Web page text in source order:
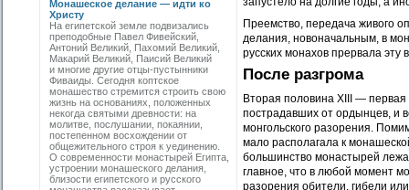
Монашеское делание — идти ко
Христу
На египетской земле подвизались
преподобные Павел Фивейский,
Антоний Великий, Пахомий Великий,
Макарий Великий, Паисий Великий
и многие другие отцы-пустынники
Фиваиды. Сегодня коптское
монашество стремится строить свою
жизнь на основаниях, положенных
некогда святыми древности: на
молитве, послушании, покаянии,
постепенном восхождении от
общежительного строя к уединению.
О современности монастырей Египта,
устроении монашеского делания,
близости египетского и русского
Преемство, передача живого
делания, новоначальным, в
русских монахов прервала эту
После разгрома
Вторая половина XIII —
пострадавших от ордынцев, и
монгольского разорения.
мало располагала к
большинство монастырей
главное, что в любой момент
разорения обители, гибели